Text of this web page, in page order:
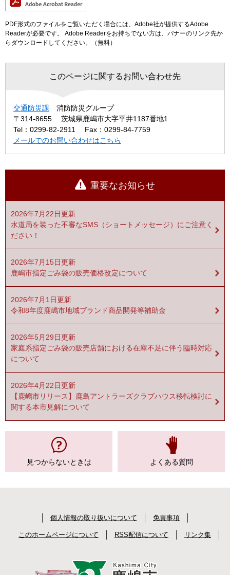
PDF形式のファイルをご覧いただく場合には、Adobe社が提供するAdobe
Readerが必要です。
Adobe Readerをお持ちでない方は、バナーのリンク先か
らダウンロードしてください。（無料）
このページに関するお問い合わせ先
交通防災課
消防防災グループ
〒314-8655
茨城県鹿嶋市大字平井1187番地1
Tel：0299-82-2911
Fax：0299-84-7759
メールでのお問い合わせはこちら
重要なお知らせ
2026年7月22日更新
水道局を装った不審なSMS（ショートメッセージ）にご注意く
ださい！
2026年7月15日更新
鹿嶋市指定ごみ袋の販売価格改定について
2026年7月1日更新
令和8年度鹿嶋市地域ブランド商品開発等補助金
2026年5月29日更新
家庭系指定ごみ袋の販売店舗における在庫不足に伴う臨時対応
について
2026年4月22日更新
【鹿嶋市リリース】鹿島アントラーズクラブハウス移転検討に
関する本市見解について
見つからないときは よくある質問
個人情報の取り扱いについて 免責事項
このホームページについて RSS配信について リンク集